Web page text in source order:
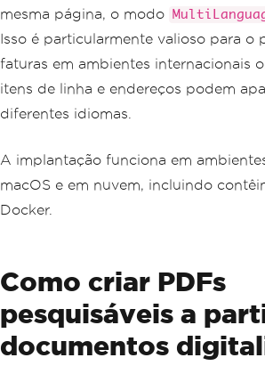
mesma página, o modo
Isso é particularmente valioso para o
faturas em ambientes internacionais
itens de linha e endereços podem
diferentes idiomas.
A implantação funciona em
macOS e em nuvem, incluindo
Docker.
Como criar PDFs
pesquisáveis a
documentos